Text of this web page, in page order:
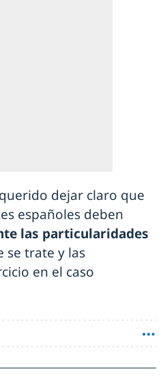
dejar claro que
españoles deben
las particularidades
se trate y las
en el caso